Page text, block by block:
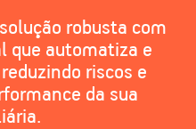
robusta com
que automatiza e
riscos e
da sua